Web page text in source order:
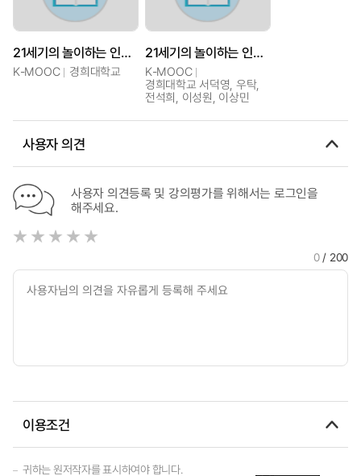
21세기의 놀이하는 인간 : 컴퓨터게임 개론
K-MOOC 경희대학교
21세기의 놀이하는 인간 : 컴퓨터게임 개론
K-MOOC
경희대학교 서덕영, 우탁,
전석희, 이성원, 이상민
사용자 의견
사용자 의견등록 및 강의평가를 위해서는 로그인을
해주세요.
0/ 200
이용조건
귀하는 원저작자를 표시하여야 합니다.